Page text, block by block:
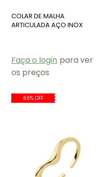
COLAR DE MALHA
ARTICULADA AÇO INOX
Faça o login para ver
os preços
66% OFF